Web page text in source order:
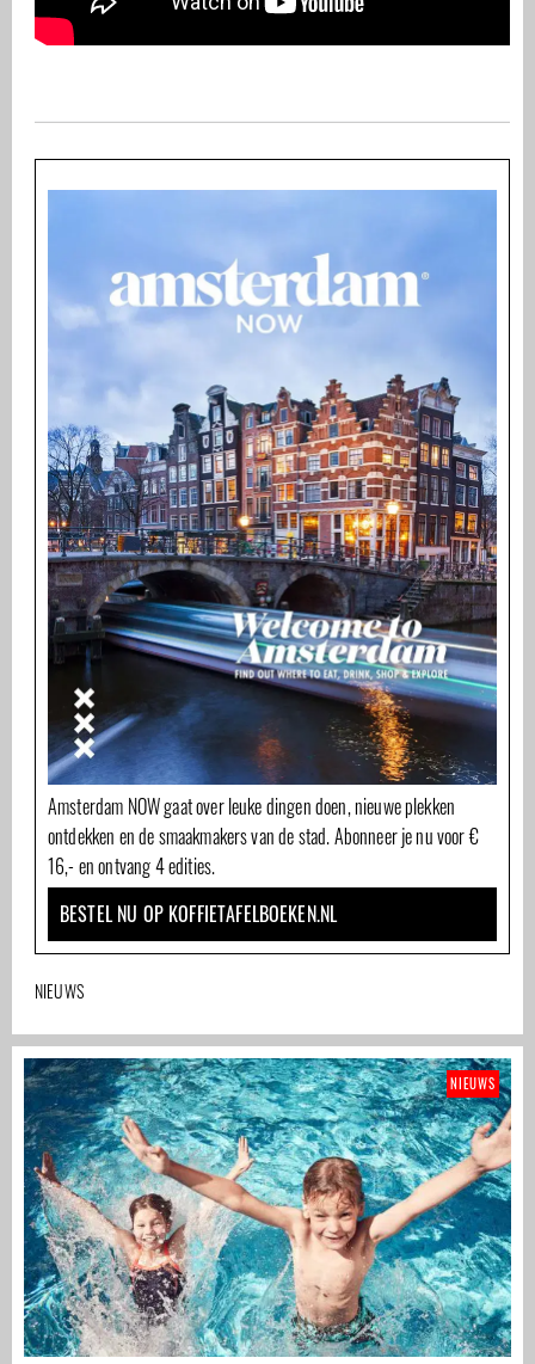
Amsterdam NOW gaat over leuke dingen doen, nieuwe plekken
ontdekken en de smaakmakers van de stad. Abonneer je nu voor €
16,- en ontvang 4 edities.
BESTEL NU OP KOFFIETAFELBOEKEN.NL
NIEUWS
NIEUWS